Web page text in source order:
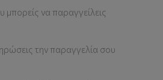
να παραγγείλεις
την παραγγελία σου